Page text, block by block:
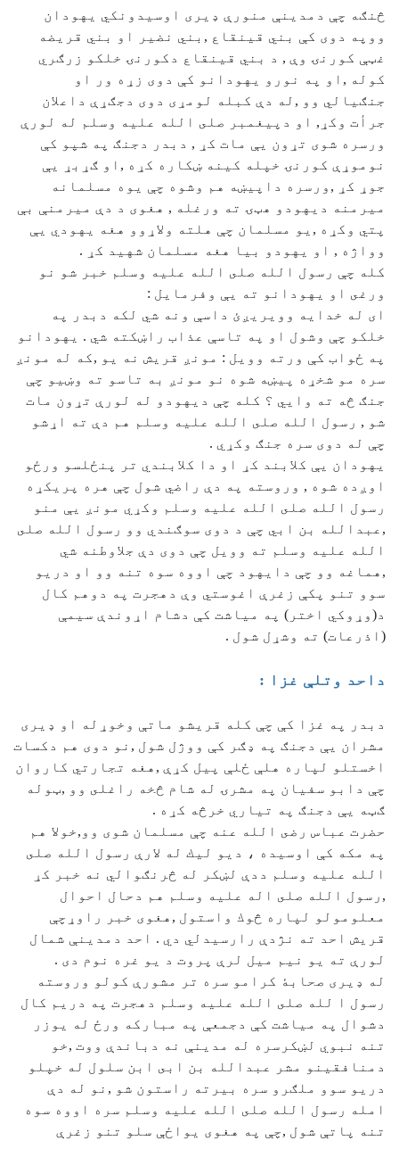
څنګه چې دمدينې منورې ډيرى اوسيدونكي يهودان
ووپه دوی كې بني قينقاع ,بني نضير او بني قريضه
غټې كورنۍ وې , د بني قينقاع دكورنۍ خلكو زرګري
كوله ,او په نورو يهودانو كې دوی زړه ور او
جنګيالي وو ,له دې كبله لومړى دوی دجګړې داعلان
جرأت وكړ, او دپيغمبر صلى الله عليه وسلم له لورې
ورسره شوى تړون يې مات كړ , دبدر دجنګ په شپو كې
نوموړې كورنۍ خپله كينه ښكاره كړه ,او ګړبړ يې
جوړ كړ ,ورسره داپيښه هم وشوه چې يوه مسلمانه
ميرمنه ديهودو هټۍ ته ورغله , هغوی د دې ميرمنې بې
پتي وكړه ,يو مسلمان چې هلته ولاړوو هغه يهودي يې
وواژه , او يهودو بيا هغه مسلمان شهيد كړ .
كله چې رسول الله صلى الله عليه وسلم خبر شو نو
ورغى او يهودانو ته يې وفرمايل :
ای له خدايه وويريږئ داسې ونه شي لكه دبدر په
خلكو چې وشول او په تاسې عذاب راښكته شي . يهودانو
په ځواب كې ورته وويل : مونږ قريش نه يو ,كه له مونږ
سره مو شخړه پيښه شوه نو مونږ به تاسو ته وښيو چې
جنګ څه ته وايي ؟ كله چې ديهودو له لورې تړون مات
شو , رسول الله صلى الله عليه وسلم هم دې ته اړشو
چې له دوی سره جنګ وكړي .
يهودان يې كلابند كړ او دا كلابندي تر پنځلسو ورځو
اوږده شوه , وروسته په دې راضي شول چې هره پريكړه
رسول الله صلى الله عليه وسلم وكړي مونږ يې منو
,عبدالله بن ابي چې د دوی سوګندي وو رسول الله صلى
الله عليه وسلم ته وويل چې دوی دې جلاوطنه شي
,هماغه وو چې دايهود چې اووه سوه تنه وو او دريو
سوو تنو پكې زغرې اغوستي وې دهجرت په دوهم كال
د(وړوكي اختر) په مياشت كې دشام اړوندې سيمې
(اذرعات) ته وشړل شول .
داحد وتلې غزا :
دبدر په غزا كې چې كله قريشو ماتې وخوړله او ډيرى
مشران يې دجنګ په ډګر كې ووژل شول ,نو دوی هم دكسات
اخستلو لپاره هلې ځلې پيل كړې ,هغه تجارتي كاروان
چې دابو سفيان په مشرۍ له شام څخه راغلى وو ,ټوله
ګټه يې دجنګ په تياري خرڅه كړه .
حضرت عباس رضى الله عنه چې مسلمان شوى وو,خولا هم
په مكه كې اوسيده ، ديو ليك له لارې رسول الله صلى
الله عليه وسلم ددې لښكر له څرنګوالي نه خبر كړ
,رسول الله صلى اله عليه وسلم هم دحال احوال
معلومولو لپاره څوك واستول ,هغوی خبر راوړچې
قريش احد ته نژدې رارسيدلي دي . احد دمدينې شمال
لورې ته يو نيم ميل لرې پروت د يو غره نوم دى .
له ډيرى صحابۀ كرامو سره تر مشورې كولو وروسته
رسول ا لله صلى الله عليه وسلم دهجرت په دريم كال
دشوال په مياشت كې دجمعې په مباركه ورځ له يوزر
تنه نبوي لښكرسره له مدينې نه دباندې ووت ,خو
دمنافقينو مشر عبدالله بن ابى ابن سلول له خپلو
دريو سوو ملګرو سره بيرته راستون شو ,نو له دې
امله رسول الله صلى الله عليه وسلم سره اووه سوه
تنه پاتې شول ,چې په هغوی يواځې سلو تنو زغرې